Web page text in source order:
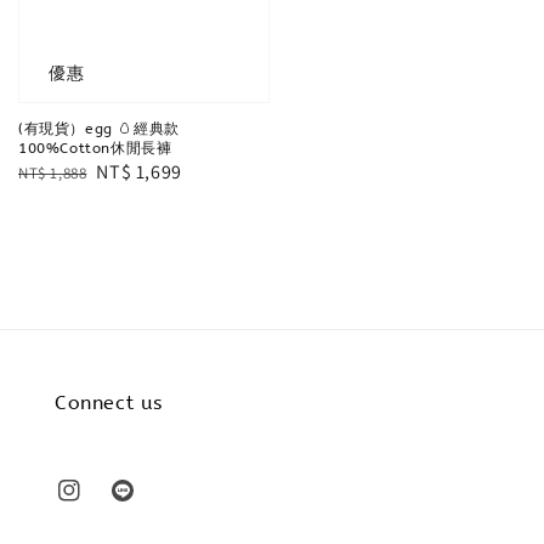
優惠
(有現貨）egg 🥚經典款
100%Cotton休閒長褲
Regular
NT$ 1,888 Sale
NT$ 1,699
Connect us